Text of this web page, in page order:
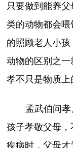
只要做到能养
类的动物都会
的照顾老人小
动物的区别之
孝不只是物质上
孟武伯问孝
孩子孝敬父母
疾病时，父母